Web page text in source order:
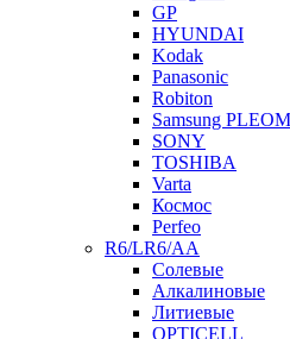
GP
HYUNDAI
Kodak
Panasonic
Robiton
Samsung
SONY
TOSHIBA
Varta
Космос
Perfeo
R6/LR6/AA
Солевые
Алкалиновые
Литиевые
OPTICELL